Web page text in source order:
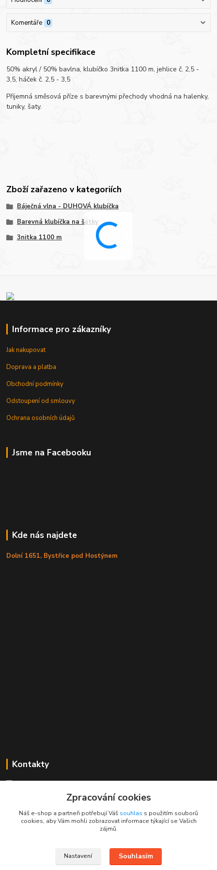
Komentáře 0
Kompletní specifikace
50% akryl / 50% bavlna, klubíčko 3nitka 1100 m, jehlice č. 2,5 -
3,5, háček č. 2,5 - 3,5
Příjemná směsová příze s barevnými přechody vhodná na halenky,
tuniky, šaty.
Zboží zařazeno v kategoriích
Báječná vlna - DUHOVÁ klubíčka
Barevná klubíčka na šátky
3nitka 1100 m
Informace pro zákazníky
Jak nakupovat
Doprava a platba
Obchodní podmínky
Odstoupení od smlouvy
Ochrana osobních údajů
Jsme na Facebooku
Kde nás najdete
Dolní 1651, Bystřice pod Hostýnem
Kontakty
+420 725 613 837
info@rajklubicek.cz
Zpracování cookies
Náš e-shop a partneři potřebují Váš souhlas s použitím souborů
cookies, aby Vám mohli zobrazovat informace týkající se Vašich
zájmů.
Nastavení Souhlasím